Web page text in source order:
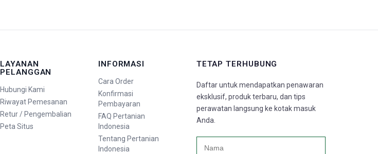
LAYANAN
PELANGGAN
Hubungi Kami
Riwayat Pemesanan
Retur / Pengembalian
Peta Situs
INFORMASI
Cara Order
Konfirmasi
Pembayaran
FAQ Pertanian
Indonesia
Tentang Pertanian
Indonesia
TETAP TERHUBUNG
Daftar untuk mendapatkan penawaran
eksklusif, produk terbaru, dan tips
perawatan langsung ke kotak masuk
Anda.